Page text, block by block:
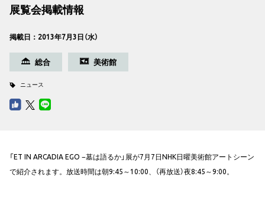
展覧会掲載情報
掲載日：2013年7月3日（水）
総合 美術館
ニュース
「ET IN ARCADIA EGO −墓は語るか」展が7月7日NHK日曜美術館アートシーン
で紹介されます。放送時間は朝9:45～10:00、（再放送）夜8:45～9:00。